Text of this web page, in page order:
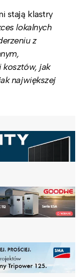
stają klastry
lokalnych
z
kosztów, jak
największej